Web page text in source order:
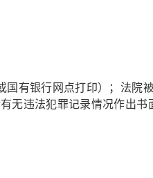
国有银行网点打印）；法院
无违法犯罪记录情况作出书